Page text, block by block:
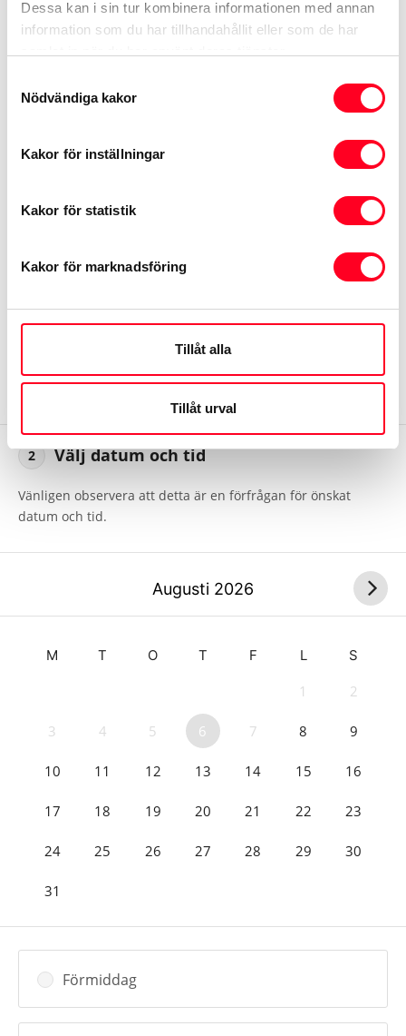
Dessa kan i sin tur kombinera informationen med annan
information som du har tillhandahållit eller som de har
Nödvändiga kakor
Kakor för inställningar
Kakor för statistik
Kakor för marknadsföring
Tillåt alla
Tillåt urval
Yaris Hybrid
Lingmans Bil
2 Välj datum och tid
Vänligen observera att detta är en förfrågan för önskat
datum och tid.
Augusti 2026
M T O T F L S
1 2
3 4 5 6 7 8 9
10 11 12 13 14 15 16
17 18 19 20 21 22 23
24 25 26 27 28 29 30
31
Förmiddag